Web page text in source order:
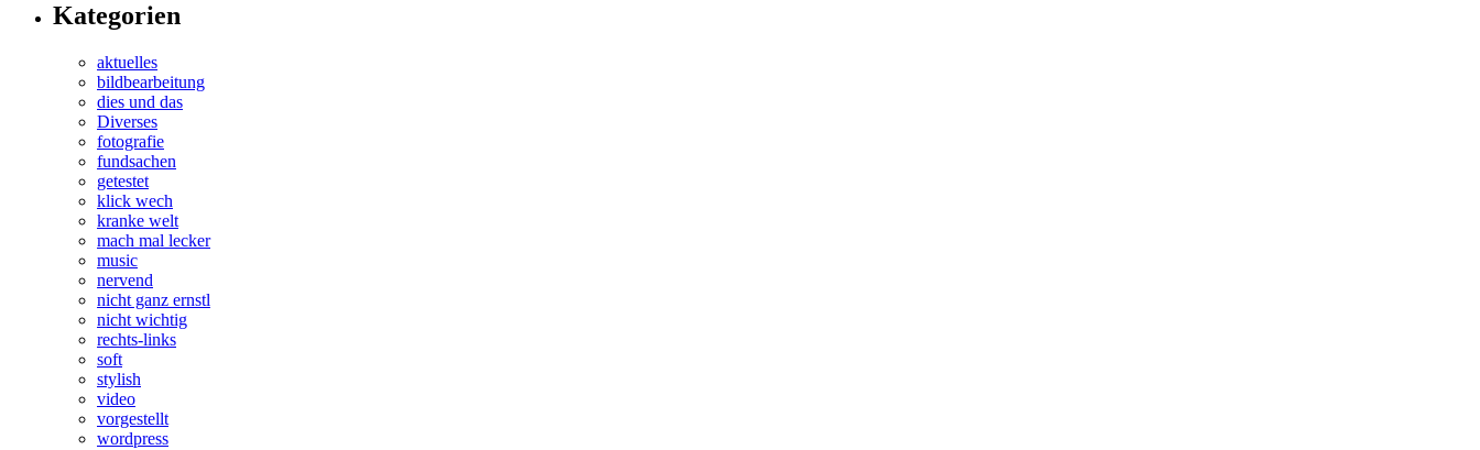
Kategorien
aktuelles
bildbearbeitung
dies und das
Diverses
fotografie
fundsachen
getestet
klick wech
kranke welt
mach mal lecker
music
nervend
nicht ganz ernstl
nicht wichtig
rechts-links
soft
stylish
video
vorgestellt
wordpress